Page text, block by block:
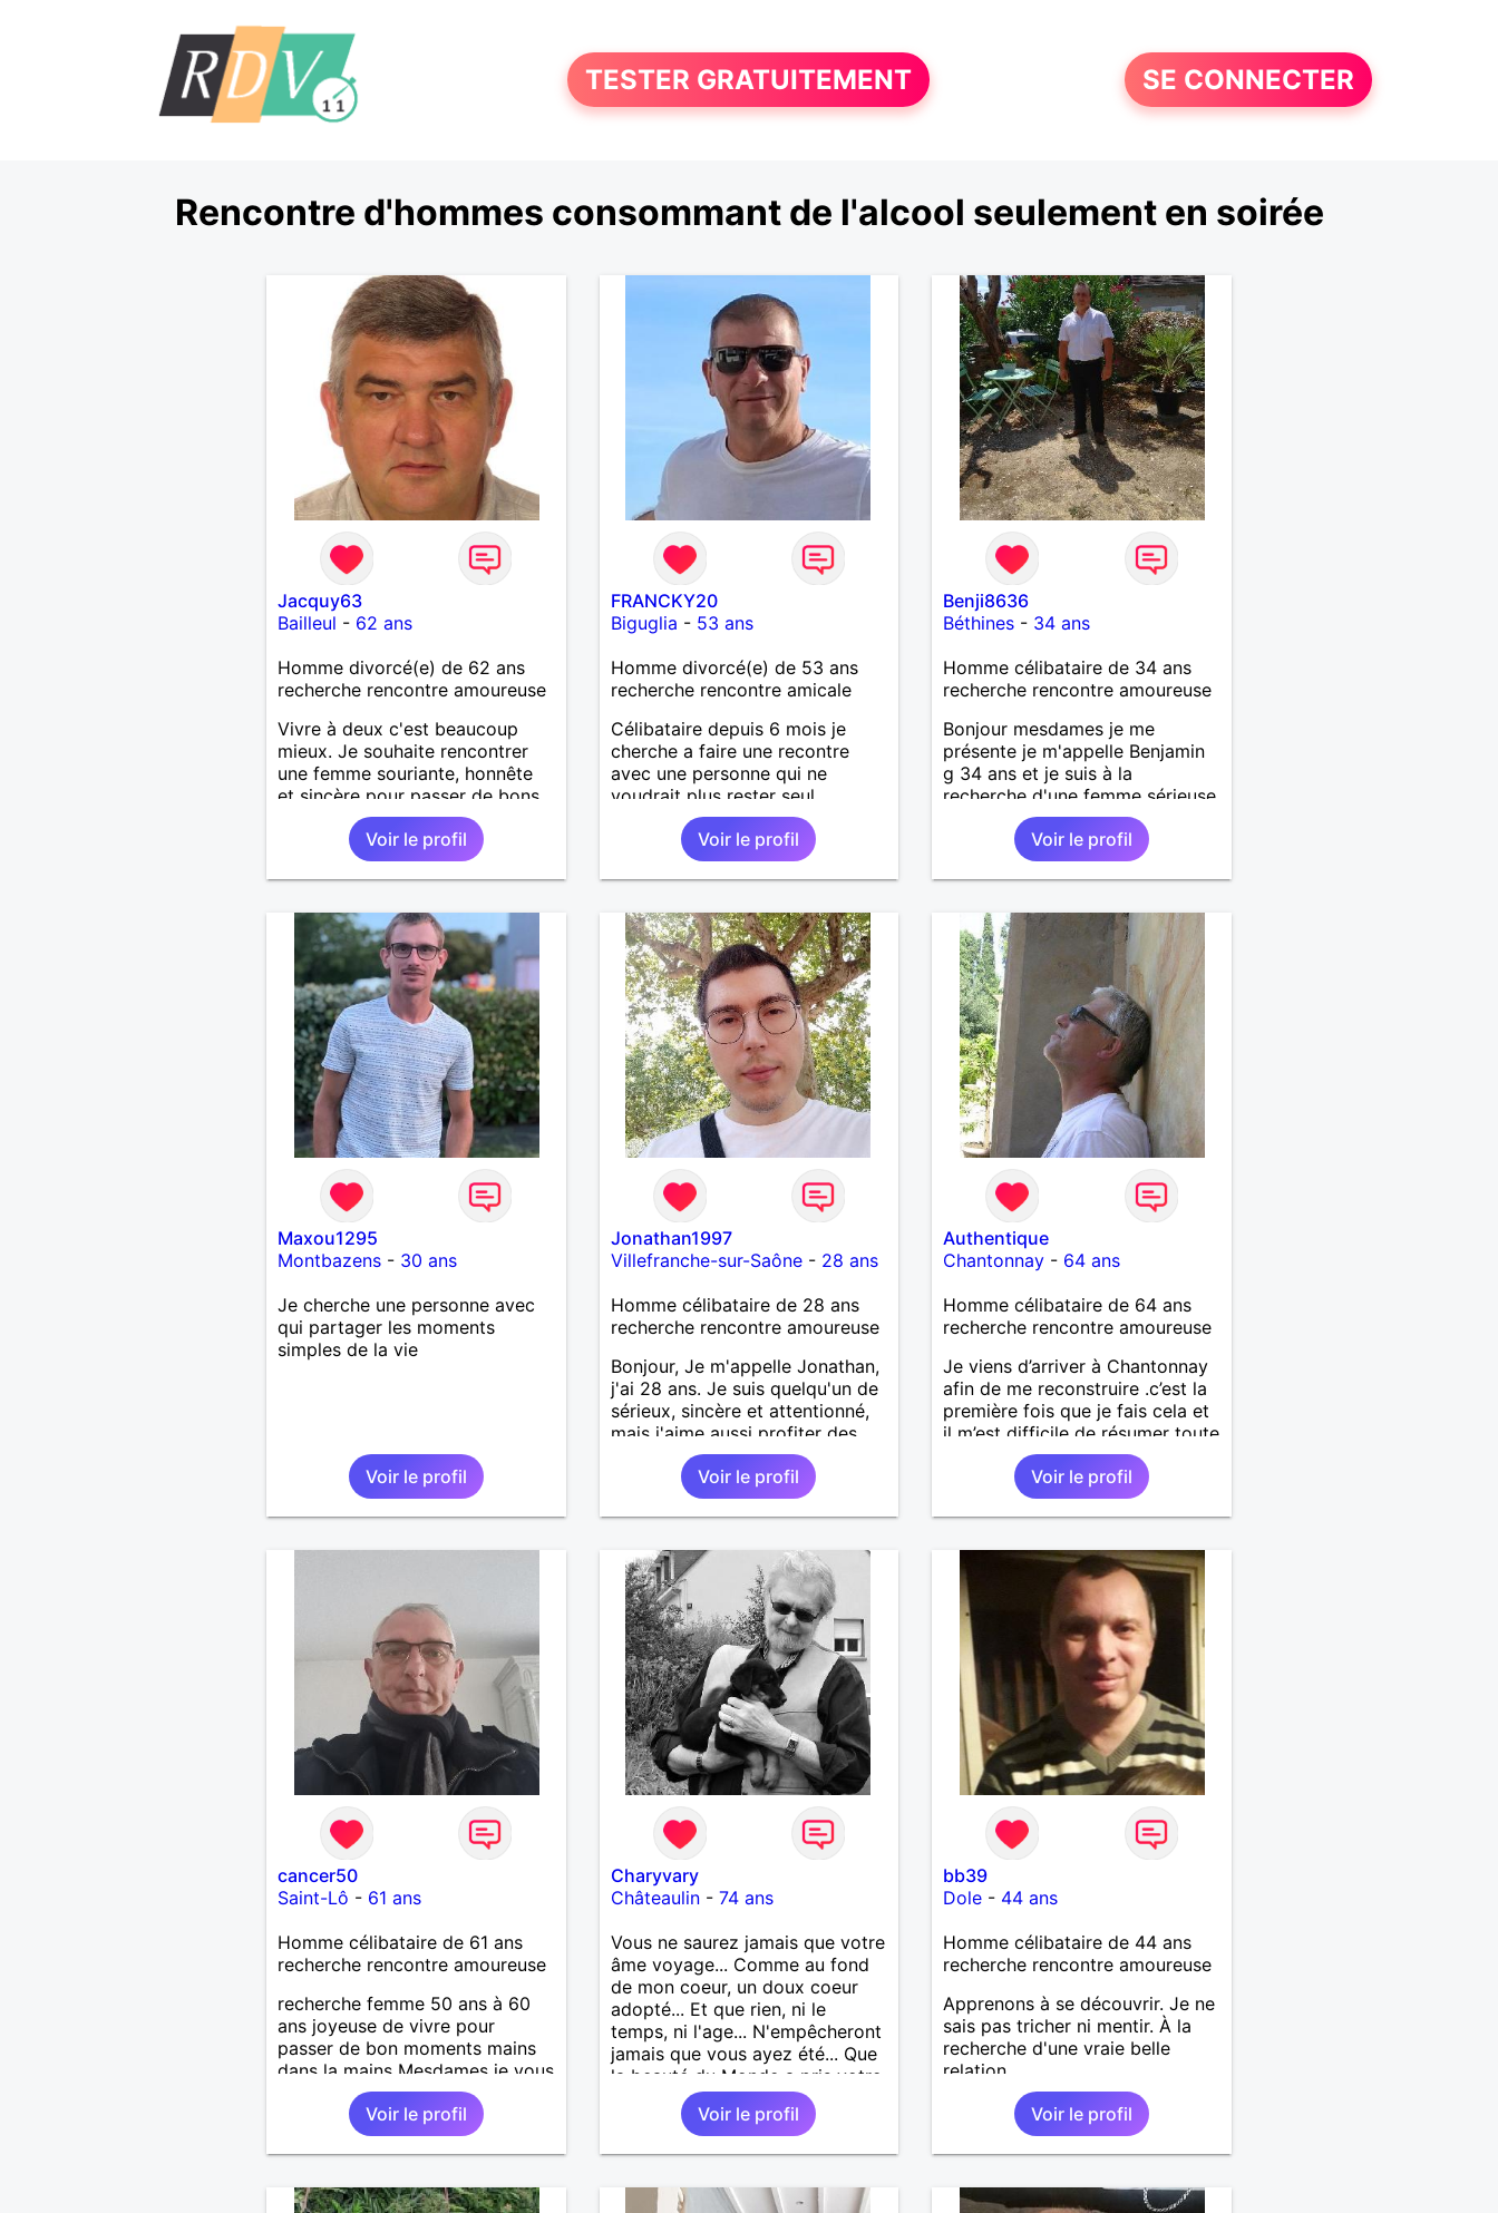
TESTER GRATUITEMENT SE CONNECTER
Rencontre d'hommes consommant de l'alcool seulement en soirée
Jacquy63
Bailleul - 62 ans
Homme divorcé(e) de 62 ans
recherche rencontre amoureuse
Vivre à deux c'est beaucoup
mieux. Je souhaite rencontrer
une femme souriante, honnête
et sincère pour passer de bons
moments, qui aime plaisanter, se
balader et partager, je le
souhaite, notre complicité.
J'aime beaucoup les chantiers
se relaxer, se détendre et
finalement prendre du bon
temps. C'est difficile de tout
dire en quelques lignes. En
revanche, vous pouvez me
contacter pour avoir plus
d'informations. A bientôt
Voir le profil
FRANCKY20
Biguglia - 53 ans
Homme divorcé(e) de 53 ans
recherche rencontre amicale
Célibataire depuis 6 mois je
cherche a faire une recontre
avec une personne qui ne
voudrait plus rester seul ,
comme moi .
Voir le profil
Benji8636
Béthines - 34 ans
Homme célibataire de 34 ans
recherche rencontre amoureuse
Bonjour mesdames je me
présente je m'appelle Benjamin
g 34 ans et je suis à la
recherche d'une femme sérieuse
attentionné, respectueuse
Voir le profil
Maxou1295
Montbazens- 30 ans
Je cherche une personne avec
qui partager les moments
simples de la vie
Voir le profil
Jonathan1997
Villefranche-sur-Saône- 28 ans
Homme célibataire de 28 ans
recherche rencontre amoureuse
Bonjour, Je m'appelle Jonathan,
j'ai 28 ans. Je suis quelqu'un de
sérieux, sincère et attentionné,
mais j'aime aussi profiter des
bons moments de la vie avec
humour et simplicité. J'apprécie
les voyages, les découvertes,
les jeux vidéo et les moments
recherche d'une personne
authentique avec qui partager
de belles expériences,
construire une relation sérieuse
basée sur la confiance, le
respect et la complicité. Si tu
apprécies les conversations
sincères, les fous rires et les
personnes qui savent ce qu'elles
veulent, n'hésite pas à venir
discuter. Au plaisir de faire
connaissance !
Voir le profil
Authentique
Chantonnay - 64 ans
Homme célibataire de 64 ans
recherche rencontre amoureuse
Je viens d’arriver à Chantonnay
afin de me reconstruire .c’est la
première fois que je fais cela et
il m’est difficile de résumer toute
une vie.je suis à la retraite et
aujourd’hui c’est mon
anniversaire !J’aimerais
rencontrer quelqu’un qui partage
quelqu’un un être humain
Voir le profil
cancer50
Saint-Lô - 61 ans
Homme célibataire de 61 ans
recherche rencontre amoureuse
recherche femme 50 ans à 60
ans joyeuse de vivre pour
passer de bon moments mains
dans la mains Mesdames je vous
attend de vous lire .
Voir le profil
Charyvary
Châteaulin- 74 ans
Vous ne saurez jamais que votre
âme voyage... Comme au fond
de mon coeur, un doux coeur
adopté... Et que rien, ni le
temps, ni l'age... N'empêcheront
jamais que vous ayez été... Que
la beauté du Monde a pris votre
visage... Vous ne saurez jamais
que j’emporte votre âme...
Comme une lampe d’or qui
Voir le profil
bb39
Dole - 44 ans
Homme célibataire de 44 ans
recherche rencontre amoureuse
Apprenons à se découvrir. Je ne
sais pas tricher ni mentir. À la
recherche d'une vraie belle
relation
Voir le profil